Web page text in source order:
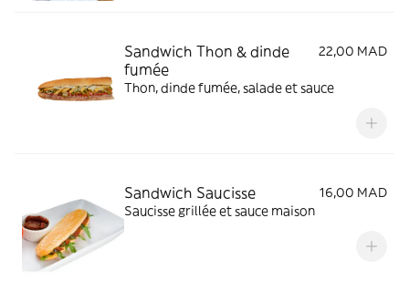
Sandwich Thon & dinde
fumée
22,00 MAD
Thon, dinde fumée, salade et sauce
Sandwich Saucisse
16,00 MAD
Saucisse grillée et sauce maison